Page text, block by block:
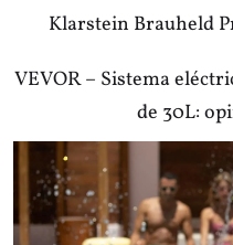
Klarstein Brauheld
VEVOR – Sistema
de 30L: